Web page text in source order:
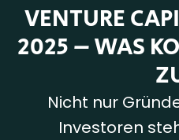
VENTURE
2025 – WAS
Nicht nur
Investoren